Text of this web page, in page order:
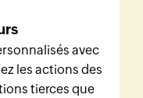
avec
les actions des
tierces que